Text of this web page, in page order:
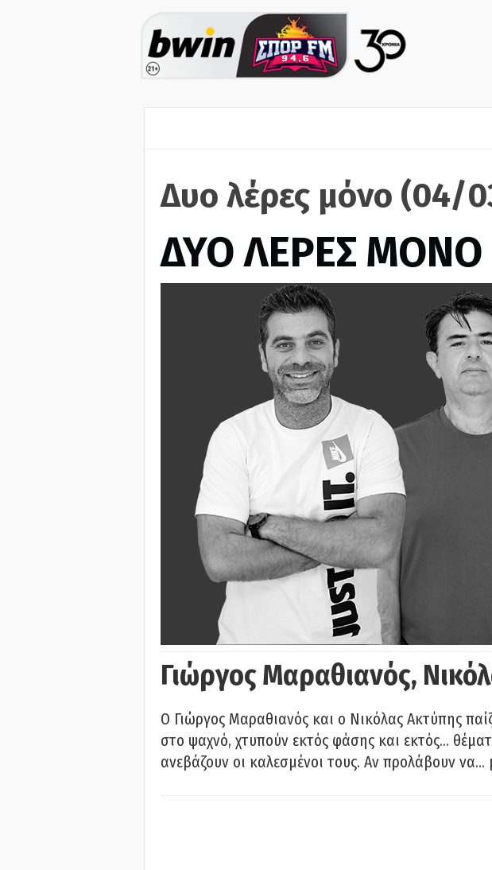
Δυο λέρες μόνο (04/
ΔΥΟ ΛΕΡΕΣ ΜΟΝΟ
Γιώργος Μαραθιανός,
Ο Γιώργος Μαραθιανός και ο Νικόλας Ακτύπης
στο ψαχνό, χτυπούν εκτός φάσης και εκτός…
ανεβάζουν οι καλεσμένοι τους. Αν προλάβουν να…